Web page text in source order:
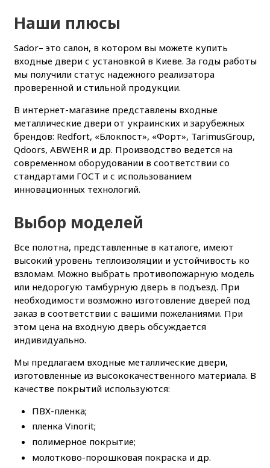
Наши плюсы
Sador– это салон, в котором вы можете купить
входные двери с установкой в Киеве. За годы работы
мы получили статус надежного реализатора
проверенной и стильной продукции.
В интернет-магазине представлены входные
металлические двери от украинских и зарубежных
брендов: Redfort, «Блокпост», «Форт», TarimusGroup,
Qdoors, ABWEHR и др. Производство ведется на
современном оборудовании в соответствии со
стандартами ГОСТ и с использованием
инновационных технологий.
Выбор моделей
Все полотна, представленные в каталоге, имеют
высокий уровень теплоизоляции и устойчивость ко
взломам. Можно выбрать противопожарную модель
или недорогую тамбурную дверь в подъезд. При
необходимости возможно изготовление дверей под
заказ в соответствии с вашими пожеланиями. При
этом цена на входную дверь обсуждается
индивидуально.
Мы предлагаем входные металлические двери,
изготовленные из высококачественного материала. В
качестве покрытий используются:
ПВХ-пленка;
пленка Vinorit;
полимерное покрытие;
молотково-порошковая покраска и др.